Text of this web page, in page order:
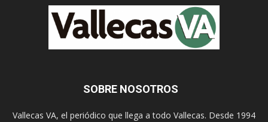
SOBRE NOSOTROS
Vallecas VA, el periódico que llega a todo Vallecas. Desde 1994